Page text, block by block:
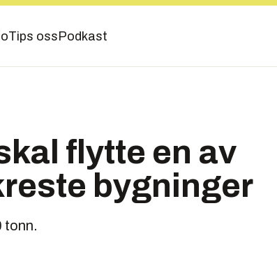
Tips oss Podkast
flytte en av
bygninger
tonn.